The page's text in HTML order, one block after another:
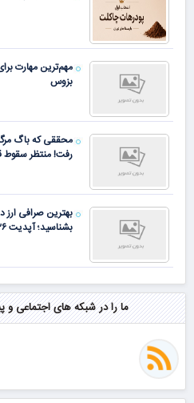
مهم‌ترین مهارت
بزوس
محققی که باگ
رفت! منتظر سقوط
بهترین صرافی ارز
بشناسید؛ آپدیت ۲۰۲۶
ما را در شبکه های اجتماعی و